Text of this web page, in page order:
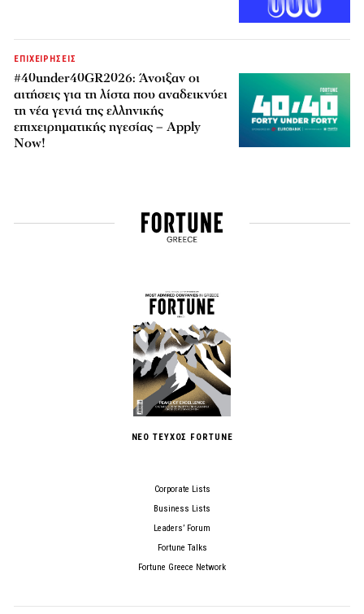
ΕΠΙΧΕΙΡΗΣΕΙΣ
#40under40GR2026: Άνοιξαν οι
αιτήσεις για τη λίστα που αναδεικνύει
τη νέα γενιά της ελληνικής
επιχειρηματικής ηγεσίας – Apply
Now!
ΝΕΟ ΤΕΥΧΟΣ FORTUNE
Corporate Lists
Business Lists
Leaders’ Forum
Fortune Talks
Fortune Greece Network